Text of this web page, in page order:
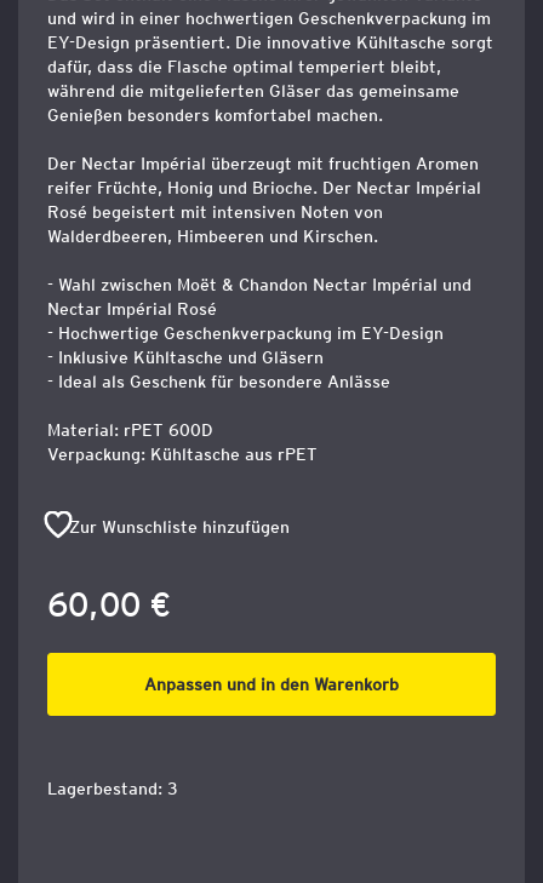
und wird in einer hochwertigen Geschenkverpackung im
EY-Design präsentiert. Die innovative Kühltasche sorgt
dafür, dass die Flasche optimal temperiert bleibt,
während die mitgelieferten Gläser das gemeinsame
Genießen besonders komfortabel machen.
Der Nectar Impérial überzeugt mit fruchtigen Aromen
reifer Früchte, Honig und Brioche. Der Nectar Impérial
Rosé begeistert mit intensiven Noten von
Walderdbeeren, Himbeeren und Kirschen.
- Wahl zwischen Moët & Chandon Nectar Impérial und
Nectar Impérial Rosé
- Hochwertige Geschenkverpackung im EY-Design
- Inklusive Kühltasche und Gläsern
- Ideal als Geschenk für besondere Anlässe
Material: rPET 600D
Verpackung: Kühltasche aus rPET
Zur Wunschliste hinzufügen
60,00 €
Anpassen und in den Warenkorb
Lagerbestand: 3